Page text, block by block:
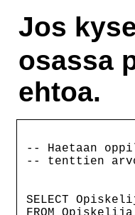
Jos
osassa
ehtoa.
-- Haetaan
-- tenttien
SELECT